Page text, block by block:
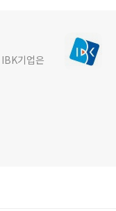
기업은